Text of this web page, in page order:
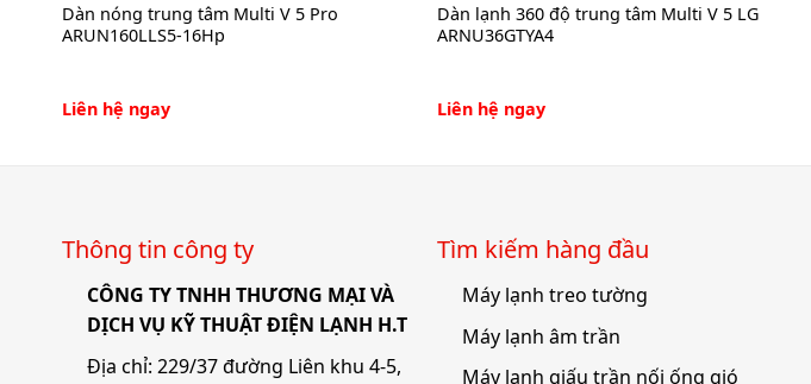
Dàn nóng trung tâm Multi V 5 Pro
ARUN160LLS5-16Hp
Liên hệ ngay
Dàn lạnh 360 độ trung tâm Multi V 5 LG
ARNU36GTYA4
Liên hệ ngay
Thông tin công ty
CÔNG TY TNHH THƯƠNG MẠI VÀ
DỊCH VỤ KỸ THUẬT ĐIỆN LẠNH H.T
Địa chỉ: 229/37 đường Liên khu 4-5,
Tìm kiếm hàng đầu
Máy lạnh treo tường
Máy lạnh âm trần
Máy lạnh giấu trần nối ống gió